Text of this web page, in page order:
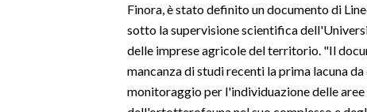
Finora, è stato definito un documento di
sotto la supervisione scientifica
delle imprese agricole del territorio. "Il
mancanza di studi recenti la prima lacuna
monitoraggio per l'individuazione delle